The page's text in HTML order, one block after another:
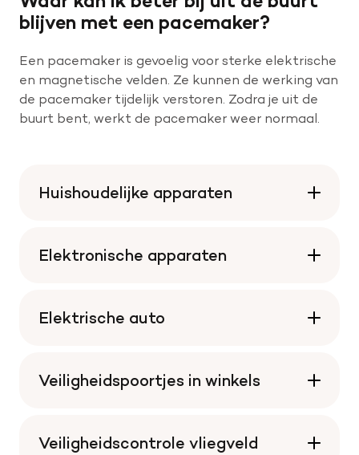
blijven met een pacemaker?
Een pacemaker is gevoelig voor sterke elektrische
en magnetische velden. Ze kunnen de werking van
de pacemaker tijdelijk verstoren. Zodra je uit de
buurt bent, werkt de pacemaker weer normaal.
Huishoudelijke apparaten
Elektronische apparaten
Elektrische auto
Veiligheidspoortjes in winkels
Veiligheidscontrole vliegveld